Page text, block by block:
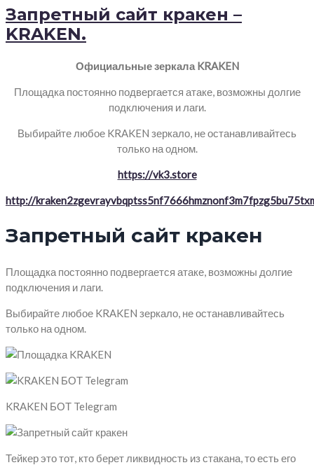
Запретный сайт кракен –
KRAKEN.
Официальные зеркала KRAKEN
Площадка постоянно подвергается атаке, возможны долгие
подключения и лаги.
Выбирайте любое KRAKEN зеркало, не останавливайтесь
только на одном.
https://vk3.store
http://
Запретный сайт кракен
Площадка постоянно подвергается атаке, возможны долгие
подключения и лаги.
Выбирайте любое KRAKEN зеркало, не останавливайтесь
только на одном.
KRAKEN БОТ Telegram
Тейкер это тот, кто берет ликвидность из стакана, то есть его